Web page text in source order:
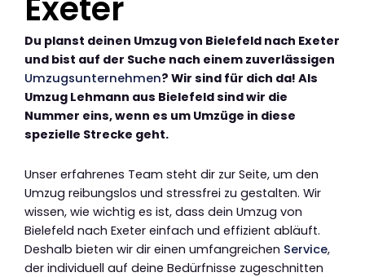
Exeter
Du planst deinen Umzug von Bielefeld nach Exeter
und bist auf der Suche nach einem zuverlässigen
Umzugsunternehmen? Wir sind für dich da! Als
Umzug Lehmann aus Bielefeld sind wir die
Nummer eins, wenn es um Umzüge in diese
spezielle Strecke geht.
Unser erfahrenes Team steht dir zur Seite, um den
Umzug reibungslos und stressfrei zu gestalten. Wir
wissen, wie wichtig es ist, dass dein Umzug von
Bielefeld nach Exeter einfach und effizient abläuft.
Deshalb bieten wir dir einen umfangreichen Service,
der individuell auf deine Bedürfnisse zugeschnitten